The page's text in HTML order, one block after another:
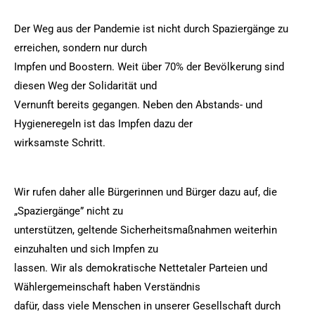
Der Weg aus der Pandemie ist nicht durch Spaziergänge zu
erreichen, sondern nur durch
Impfen und Boostern. Weit über 70% der Bevölkerung sind
diesen Weg der Solidarität und
Vernunft bereits gegangen. Neben den Abstands- und
Hygieneregeln ist das Impfen dazu der
wirksamste Schritt.
Wir rufen daher alle Bürgerinnen und Bürger dazu auf, die
„Spaziergänge” nicht zu
unterstützen, geltende Sicherheitsmaßnahmen weiterhin
einzuhalten und sich Impfen zu
lassen. Wir als demokratische Nettetaler Parteien und
Wählergemeinschaft haben Verständnis
dafür, dass viele Menschen in unserer Gesellschaft durch